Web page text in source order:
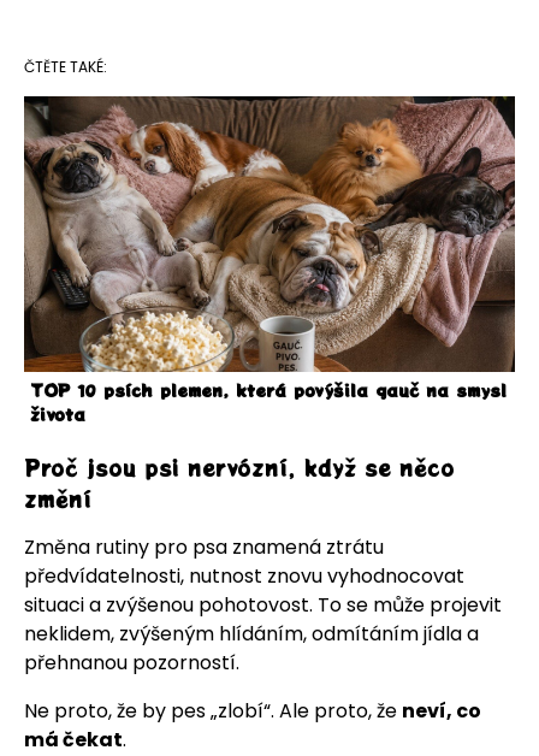
ČTĚTE TAKÉ:
TOP 10 psích plemen, která povýšila gauč na smysl
života
Proč jsou psi nervózní, když se něco
změní
Změna rutiny pro psa znamená ztrátu
předvídatelnosti, nutnost znovu vyhodnocovat
situaci a zvýšenou pohotovost. To se může projevit
neklidem, zvýšeným hlídáním, odmítáním jídla a
přehnanou pozorností.
Ne proto, že by pes „zlobí“. Ale proto, že neví, co
má čekat.